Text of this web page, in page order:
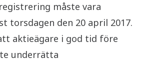
måste vara
torsdagen den 20 april 2017.
aktieägare i god tid före
underrätta